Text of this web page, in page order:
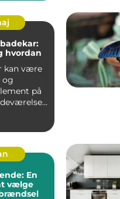
hvordan
kan være
og
på
En
vælge